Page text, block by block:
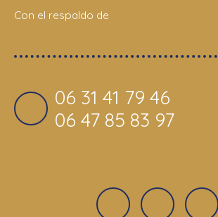
Con el respaldo de
06 31 41 79 46
06 47 85 83 97